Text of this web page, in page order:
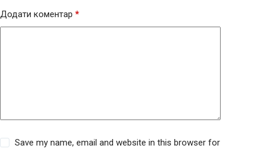
Додати коментар *
Save my name, email and website in this browser for